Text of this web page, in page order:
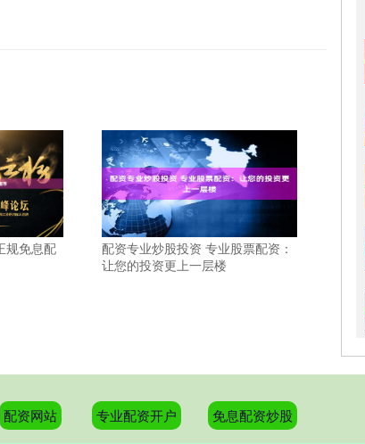
规免息配
配资专业炒股投资 专业股票配资：
让您的投资更上一层楼
配资网站 专业配资开户 免息配资炒股